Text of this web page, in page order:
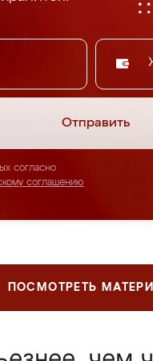
Отправить
согласно
соглашению
ПОСМОТРЕТЬ